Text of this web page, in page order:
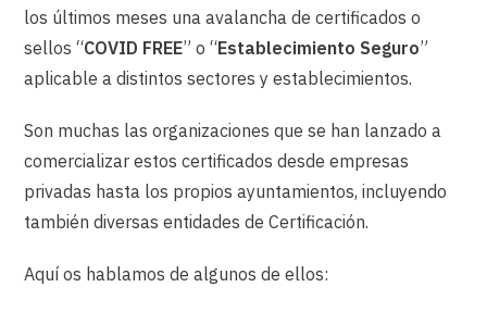
los últimos meses una avalancha de certificados o
sellos “COVID FREE” o “Establecimiento Seguro”
aplicable a distintos sectores y establecimientos.
Son muchas las organizaciones que se han lanzado a
comercializar estos certificados desde empresas
privadas hasta los propios ayuntamientos, incluyendo
también diversas entidades de Certificación.
Aquí os hablamos de algunos de ellos: